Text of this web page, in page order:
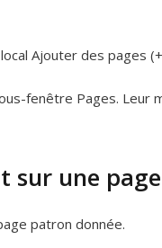
Ajouter des pages
fenêtre Pages. Leur
sur une
patron donnée.